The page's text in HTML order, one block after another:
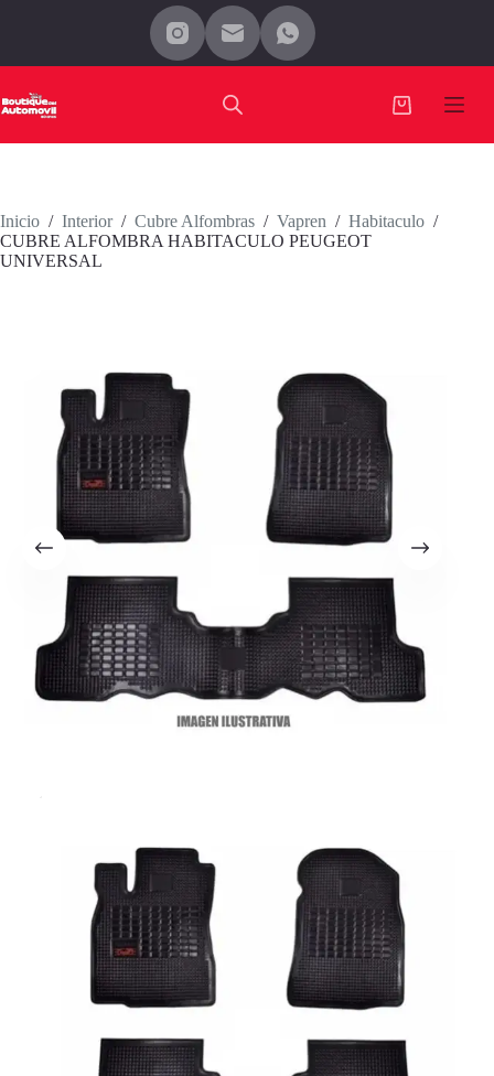
Carro
Inicio / Interior / Cubre Alfombras / Vapren / Habitaculo /
CUBRE ALFOMBRA HABITACULO PEUGEOT
UNIVERSAL